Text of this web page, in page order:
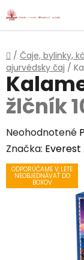
Prejsť
na
Domov
/ Čaje, bylinky,
ajurvédsky čaj /
žlčník
Priemerné
hodnotenie
produktu
Neohodnotené
Značka:
ODPORÚČAME V LETE
NEOBJEDNÁVAŤ DO
BOXOV